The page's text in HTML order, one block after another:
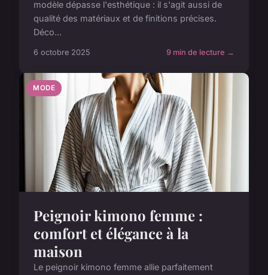
modèle dépasse l'esthétique : il s'agit aussi de
qualité des matériaux et de finitions précises.
Déco...
6 octobre 2025 9 min de lecture →
MODE
Peignoir kimono femme :
comfort et élégance à la
maison
Le peignoir kimono femme allie parfaitement